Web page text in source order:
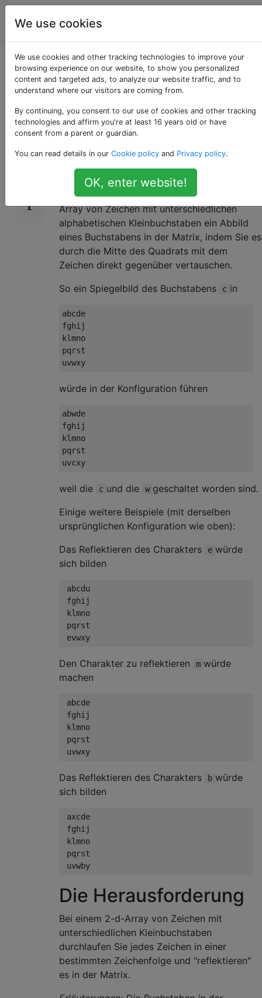
Programmierrätsel
& Code Golf
Intermediate String
Array Reflection
Zeichens in einem 2D-Array von Zeichen neu
zu definieren:
Definieren Sie bei einem quadratischen 2-d-
Array von Zeichen mit unterschiedlichen
alphabetischen Kleinbuchstaben ein Abbild
eines Buchstabens in der Matrix, indem Sie es
durch die Mitte des Quadrats mit dem
Zeichen direkt gegenüber vertauschen.
So ein Spiegelbild des Buchstabens
c in
abcde
fghij
klmno
pqrst
würde in der Konfiguration führen
abwde
fghij
klmno
pqrst
weil die c und die w geschaltet worden sind.
Einige weitere Beispiele (mit derselben
ursprünglichen Konfiguration wie oben):
Das Reflektieren des Charakters
e würde
sich bilden
abcdu
fghij
klmno
pqrst
Den Charakter zu reflektieren m würde
machen
abcde
fghij
klmno
pqrst
Das Reflektieren des Charakters b würde
sich bilden
axcde
fghij
klmno
pqrst
Die Herausforderung
Bei einem 2-d-Array von Zeichen mit
unterschiedlichen Kleinbuchstaben
durchlaufen Sie jedes Zeichen in einer
bestimmten Zeichenfolge und "reflektieren"
es in der Matrix.
We use cookies
We use cookies and other tracking technologies to improve your
browsing experience on our website, to show you personalized
content and targeted ads, to analyze our website traffic, and to
understand where our visitors are coming from.
By continuing, you consent to our use of cookies and other tracking
technologies and affirm you're at least 16 years old or have
consent from a parent or guardian.
You can read details in our Cookie policy and Privacy policy.
OK, enter website!